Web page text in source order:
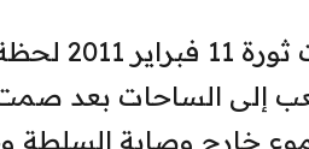
مثلت
إلى الساحات بعد صمت
خارج وصاية السلطة